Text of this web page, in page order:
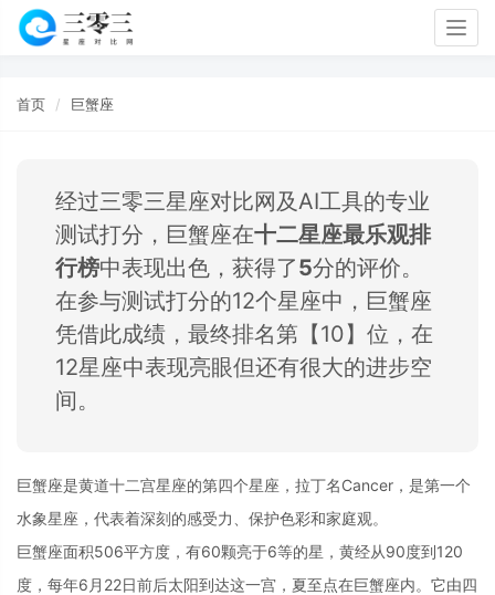
首页 巨蟹座
经过三零三星座对比网及AI工具的专业
测试打分，巨蟹座在十二星座最乐观排
行榜中表现出色，获得了5分的评价。
在参与测试打分的12个星座中，巨蟹座
凭借此成绩，最终排名第【10】位，在
12星座中表现亮眼但还有很大的进步空
间。
巨蟹座是黄道十二宫星座的第四个星座，拉丁名Cancer，是第一个
水象星座，代表着深刻的感受力、保护色彩和家庭观。
巨蟹座面积506平方度，有60颗亮于6等的星，黄经从90度到120
度，每年6月22日前后太阳到达这一宫，夏至点在巨蟹座内。它由四